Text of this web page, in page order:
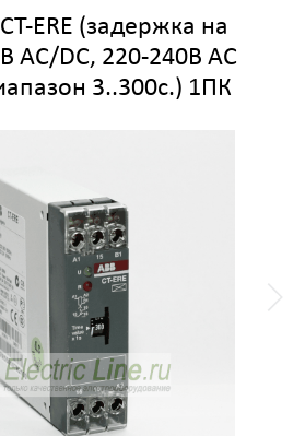
ERE (задержка на
AC/DC, 220-240В AC
3..300с.) 1ПК